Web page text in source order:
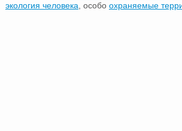
экология человека, особо охраняемые